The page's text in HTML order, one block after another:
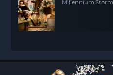
Millennium Storm